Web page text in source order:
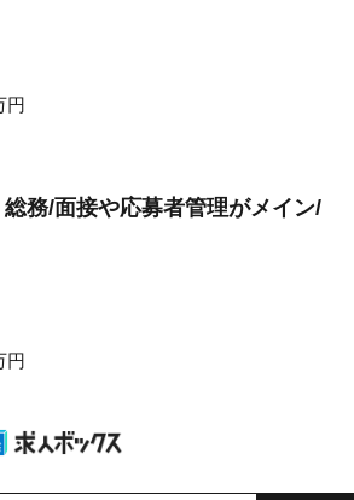
円
務/面接や応募者管理がメイン/
円